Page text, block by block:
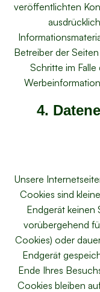
veröffentlichten
Betreiber der
Schritte im
4.
Unsere
Cookies sind
Endgerät keinen
vorübergehend
Cookies) oder
Endgerät
Ende Ihres
Cookies bleiben